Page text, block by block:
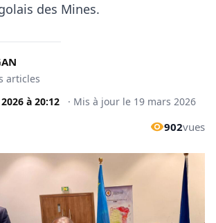
des Mines.
articles
à 20:12 · Mis à jour le 19 mars 2026
902vues